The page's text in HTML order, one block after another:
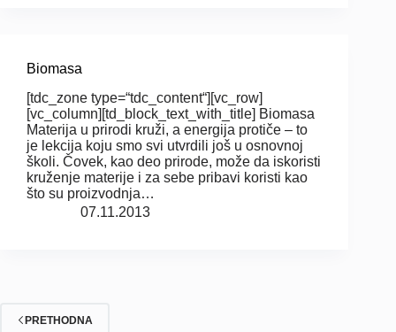
Biomasa
[tdc_zone type=“tdc_content“][vc_row]
[vc_column][td_block_text_with_title] Biomasa
Materija u prirodi kruži, a energija protiče – to
je lekcija koju smo svi utvrdili još u osnovnoj
školi. Čovek, kao deo prirode, može da iskoristi
kruženje materije i za sebe pribavi koristi kao
što su proizvodnja…
07.11.2013
PRETHODNA